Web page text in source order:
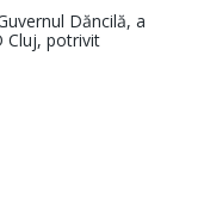
Dăncilă, a
Cluj, potrivit